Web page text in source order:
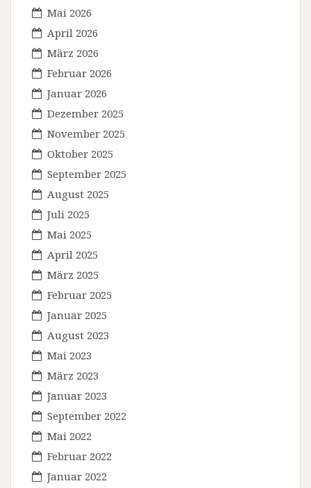
Mai 2026
April 2026
März 2026
Februar 2026
Januar 2026
Dezember 2025
November 2025
Oktober 2025
September 2025
August 2025
Juli 2025
Mai 2025
April 2025
März 2025
Februar 2025
Januar 2025
August 2023
Mai 2023
März 2023
Januar 2023
September 2022
Mai 2022
Februar 2022
Januar 2022